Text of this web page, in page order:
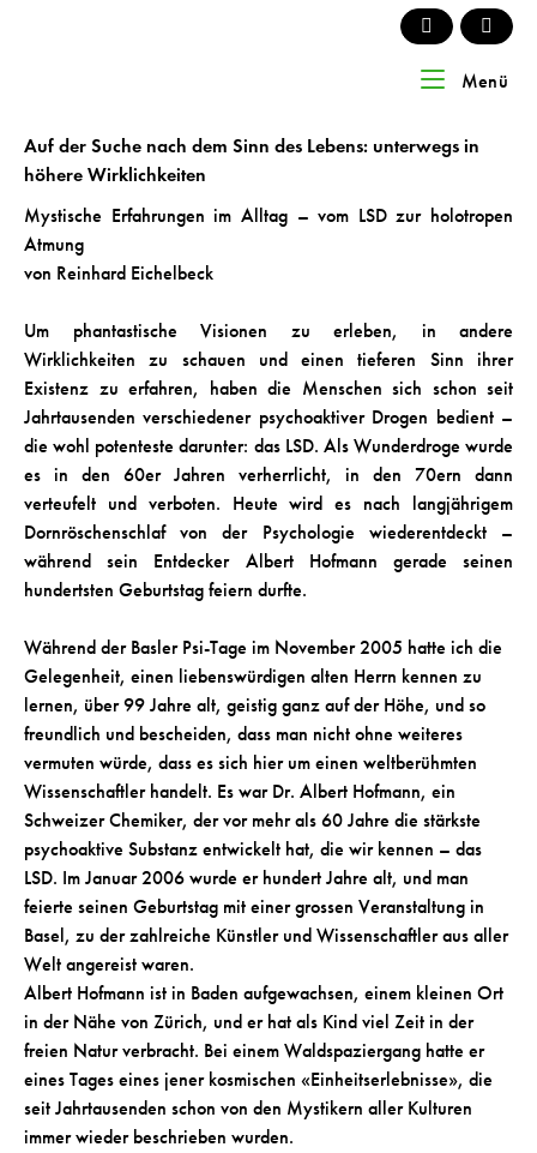
Menü
Auf der Suche nach dem Sinn des Lebens: unterwegs in
höhere Wirklichkeiten
Mystische Erfahrungen im Alltag – vom LSD zur holotropen
Atmung
von Reinhard Eichelbeck
Um phantastische Visionen zu erleben, in andere
Wirklichkeiten zu schauen und einen tieferen Sinn ihrer
Existenz zu erfahren, haben die Menschen sich schon seit
Jahrtausenden verschiedener psychoaktiver Drogen bedient –
die wohl potenteste darunter: das LSD. Als Wunderdroge wurde
es in den 60er Jahren verherrlicht, in den 70ern dann
verteufelt und verboten. Heute wird es nach langjährigem
Dornröschenschlaf von der Psychologie wiederentdeckt –
während sein Entdecker Albert Hofmann gerade seinen
hundertsten Geburtstag feiern durfte.
Während der Basler Psi-Tage im November 2005 hatte ich die
Gelegenheit, einen liebenswürdigen alten Herrn kennen zu
lernen, über 99 Jahre alt, geistig ganz auf der Höhe, und so
freundlich und bescheiden, dass man nicht ohne weiteres
vermuten würde, dass es sich hier um einen weltberühmten
Wissenschaftler handelt. Es war Dr. Albert Hofmann, ein
Schweizer Chemiker, der vor mehr als 60 Jahre die stärkste
psychoaktive Substanz entwickelt hat, die wir kennen – das
LSD. Im Januar 2006 wurde er hundert Jahre alt, und man
feierte seinen Geburtstag mit einer grossen Veranstaltung in
Basel, zu der zahlreiche Künstler und Wissenschaftler aus aller
Welt angereist waren.
Albert Hofmann ist in Baden aufgewachsen, einem kleinen Ort
in der Nähe von Zürich, und er hat als Kind viel Zeit in der
freien Natur verbracht. Bei einem Waldspaziergang hatte er
eines Tages eines jener kosmischen «Einheitserlebnisse», die
seit Jahrtausenden schon von den Mystikern aller Kulturen
immer wieder beschrieben wurden.